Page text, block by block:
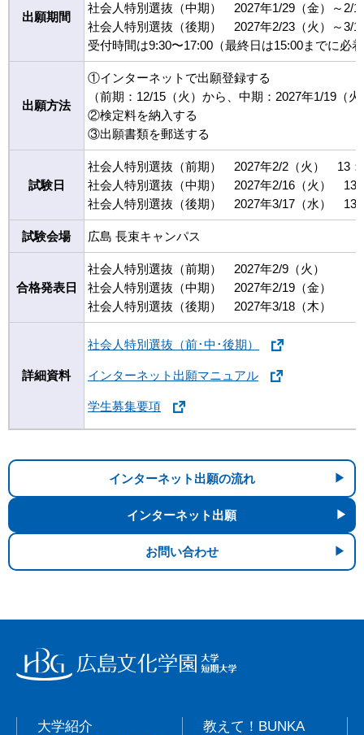
出願期間
社会人特別選抜（中期） 2027年1/29（金）～2/
社会人特別選抜（後期） 2027年2/23（火）～3/
受付時間は9:30〜17:00（最終日は15:00までに必
出願方法
①インターネットで出願登録する
（前期：12/15（火）から、中期：2027年1/19（
②検定料を納入する
③出願書類を郵送する
試験日
社会人特別選抜（前期） 2027年2/2（火） 13：
社会人特別選抜（中期） 2027年2/16（火） 13
社会人特別選抜（後期） 2027年3/17（水） 13
試験会場 広島 長束キャンパス
合格発表日
社会人特別選抜（前期） 2027年2/9（火）
社会人特別選抜（中期） 2027年2/19（金）
社会人特別選抜（後期） 2027年3/18（木）
詳細資料
社会人特別選抜（前･中･後期）
インターネット出願マニュアル
学生募集要項
インターネット出願の流れ
インターネット出願
お問い合わせ
大学紹介
教えて！BUNKA